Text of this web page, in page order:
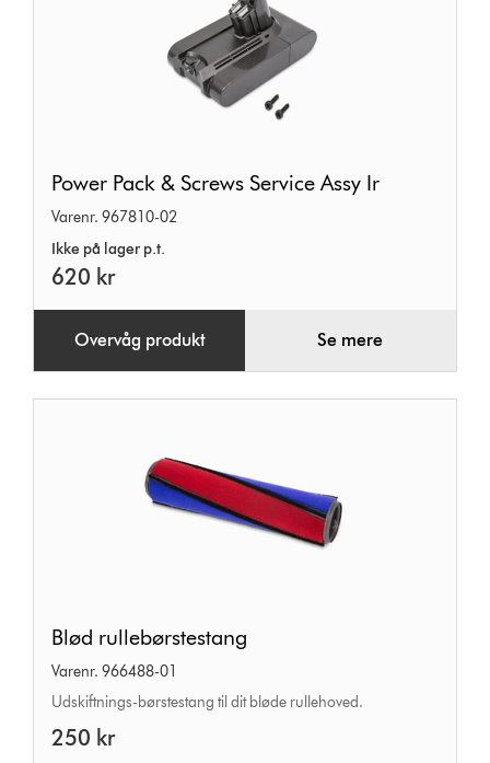
Pack
&
Screws
Service
Assy
Power Pack & Screws Service Assy Ir
Varenr. 967810-02
Ikke på lager p.t.
620 kr
Overvåg produkt Se mere
rullebørstestang
Blød rullebørstestang
Varenr. 966488-01
Udskiftnings-børstestang til dit bløde rullehoved.
250 kr